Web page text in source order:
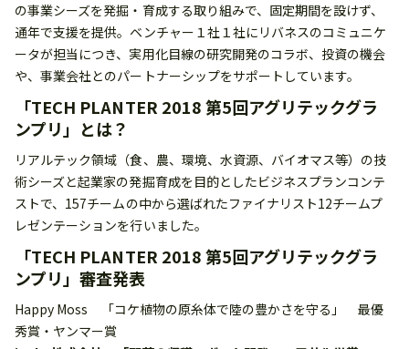
の事業シーズを発掘・育成する取り組みで、固定期間を設けず、
通年で支援を提供。ベンチャー１社１社にリバネスのコミュニケ
ータが担当につき、実用化目線の研究開発のコラボ、投資の機会
や、事業会社とのパートナーシップをサポートしています。
「TECH PLANTER 2018 第5回アグリテックグラ
ンプリ」とは？
リアルテック領域（食、農、環境、水資源、バイオマス等）の技
術シーズと起業家の発掘育成を目的としたビジネスプランコンテ
ストで、157チームの中から選ばれたファイナリスト12チームプ
レゼンテーションを行いました。
「TECH PLANTER 2018 第5回アグリテックグラ
ンプリ」審査発表
Happy Moss 「コケ植物の原糸体で陸の豊かさを守る」 最優
秀賞・ヤンマー賞